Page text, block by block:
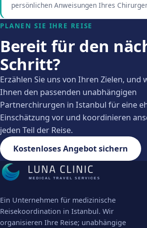
persönlichen Anweisungen Ihres
PLANEN SIE IHRE REISE
Bereit für den
Schritt?
Erzählen Sie uns von Ihren Zielen, und
Ihnen den passenden unabhängigen
Partnerchirurgen in Istanbul für eine
Einschätzung vor und koordinieren
jeden Teil der Reise.
Kostenloses Angebot sichern
MEDICAL TRAVEL SERVICES
Ein Unternehmen für medizinische
Reisekoordination in Istanbul. Wir
organisieren Ihre Reise; unabhängige